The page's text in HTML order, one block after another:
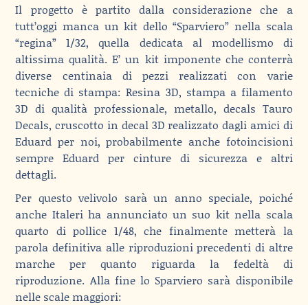
Il progetto è partito dalla considerazione che a
tutt’oggi manca un kit dello “Sparviero” nella scala
“regina” 1/32, quella dedicata al modellismo di
altissima qualità. E’ un kit imponente che conterrà
diverse centinaia di pezzi realizzati con varie
tecniche di stampa: Resina 3D, stampa a filamento
3D di qualità professionale, metallo, decals Tauro
Decals, cruscotto in decal 3D realizzato dagli amici di
Eduard per noi, probabilmente anche fotoincisioni
sempre Eduard per cinture di sicurezza e altri
dettagli.
Per questo velivolo sarà un anno speciale, poiché
anche Italeri ha annunciato un suo kit nella scala
quarto di pollice 1/48, che finalmente metterà la
parola definitiva alle riproduzioni precedenti di altre
marche per quanto riguarda la fedeltà di
riproduzione. Alla fine lo Sparviero sarà disponibile
nelle scale maggiori: